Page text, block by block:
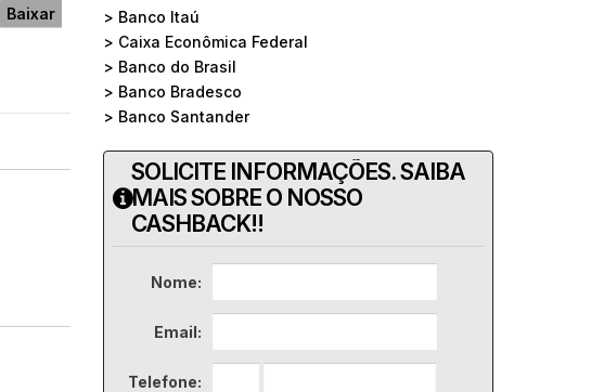
Baixar
> Banco Itaú
> Caixa Econômica Federal
> Banco do Brasil
> Banco Bradesco
> Banco Santander
SOLICITE INFORMAÇÕES. SAIBA
MAIS SOBRE O NOSSO
CASHBACK!!
Nome:
Email:
Telefone: